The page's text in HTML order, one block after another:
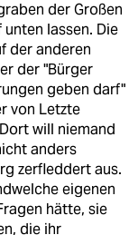
der Großen
lassen. Die
der anderen
der "Bürger
geben darf"
von Letzte
will niemand
anders
zerfleddert aus.
eigenen
hätte, sie
die ihr